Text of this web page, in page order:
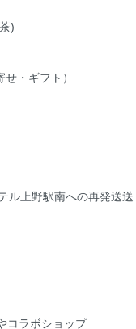
)
・ギフト）
ル上野駅南への再発送送
コラボショップ